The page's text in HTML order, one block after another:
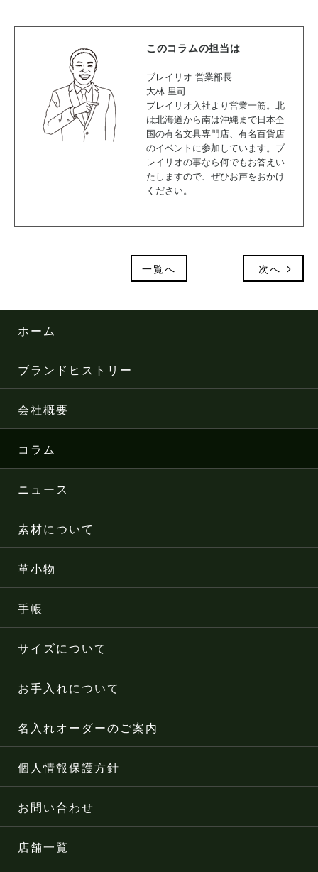
このコラムの担当は
ブレイリオ 営業部長
大林 里司
ブレイリオ入社より営業一筋。北
は北海道から南は沖縄まで日本全
国の有名文具専門店、有名百貨店
のイベントに参加しています。ブ
レイリオの事なら何でもお答えい
たしますので、ぜひお声をおかけ
ください。
次へ
一覧へ
ホーム
ブランドヒストリー
会社概要
コラム
ニュース
素材について
革小物
手帳
サイズについて
お手入れについて
名入れオーダーのご案内
個人情報保護方針
お問い合わせ
店舗一覧